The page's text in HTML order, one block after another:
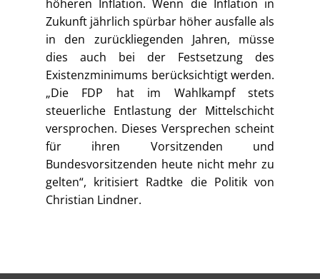
höheren Inflation. Wenn die Inflation in
Zukunft jährlich spürbar höher ausfalle als
in den zurückliegenden Jahren, müsse
dies auch bei der Festsetzung des
Existenzminimums berücksichtigt werden.
„Die FDP hat im Wahlkampf stets
steuerliche Entlastung der Mittelschicht
versprochen. Dieses Versprechen scheint
für ihren Vorsitzenden und
Bundesvorsitzenden heute nicht mehr zu
gelten“, kritisiert Radtke die Politik von
Christian Lindner.